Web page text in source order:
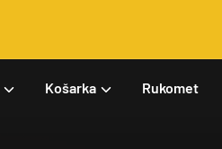
Košarka Rukomet